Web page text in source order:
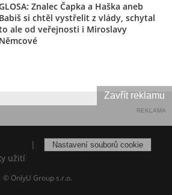
Znalec Čapka a Haška aneb
Babiš si chtěl vystřelit z vlády, schytal
ale od veřejnosti i Miroslavy
Němcové
REKLAMA
užití
| Nastavení souborů cookie
© OnlyU Group s.r.o.
Zavřít reklamu